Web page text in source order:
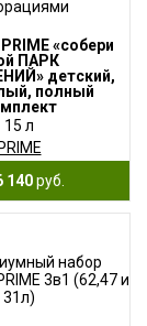
«собери
ПАРК
детский,
полный
15 л
PRIME
140руб.